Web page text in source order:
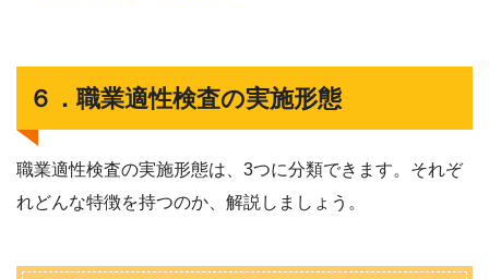
６．職業適性検査の実施形態
職業適性検査の実施形態は、3つに分類できます。それぞ
れどんな特徴を持つのか、解説しましょう。